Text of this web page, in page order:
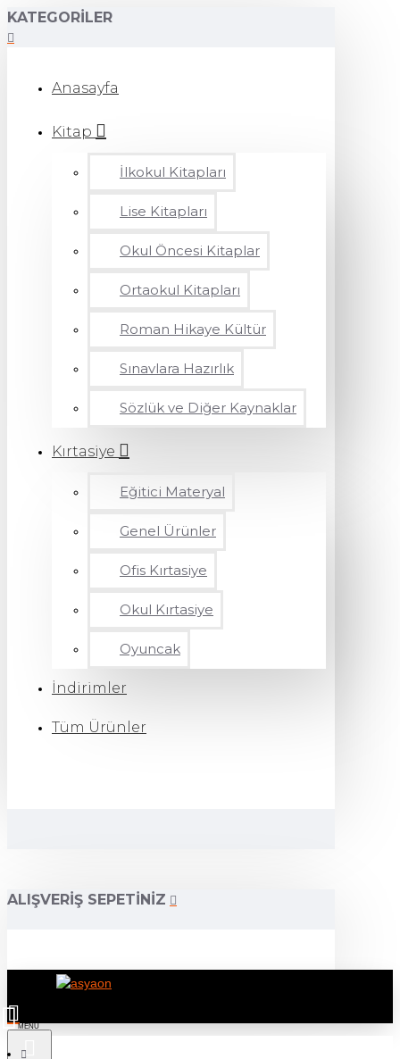
KATEGORILER
Anasayfa
Kitap
İlkokul Kitapları
Lise Kitapları
Okul Öncesi Kitaplar
Ortaokul Kitapları
Roman Hikaye Kültür
Sınavlara Hazırlık
Sözlük ve Diğer Kaynaklar
Kırtasiye
Eğitici Materyal
Genel Ürünler
Ofis Kırtasiye
Okul Kırtasiye
Oyuncak
İndirimler
Tüm Ürünler
ALIŞVERIŞ SEPETINIZ